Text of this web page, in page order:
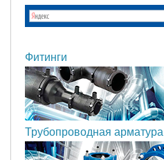
Фитинги
Трубопроводная арматура